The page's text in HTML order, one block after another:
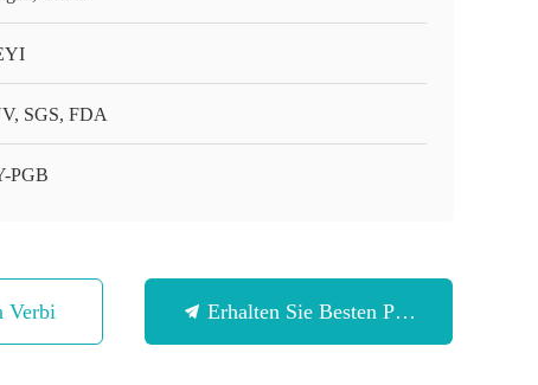
SGS, FDA
PGB
Erhalten Sie Besten Preis